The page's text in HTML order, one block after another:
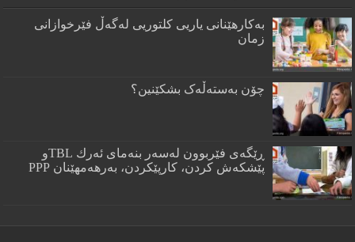
بەکارهێنانی یاریی کلتوریی لەگەڵ فێرخوازانی
زمان
چۆن بەستەڵەک بشکێنین؟
ڕێگه‌ى فێربوون له‌سه‌ر بنه‌ماى ئه‌رك TBLو
پێشكه‌ش كردن، كارپێكردن، به‌رهه‌مهێنان PPP